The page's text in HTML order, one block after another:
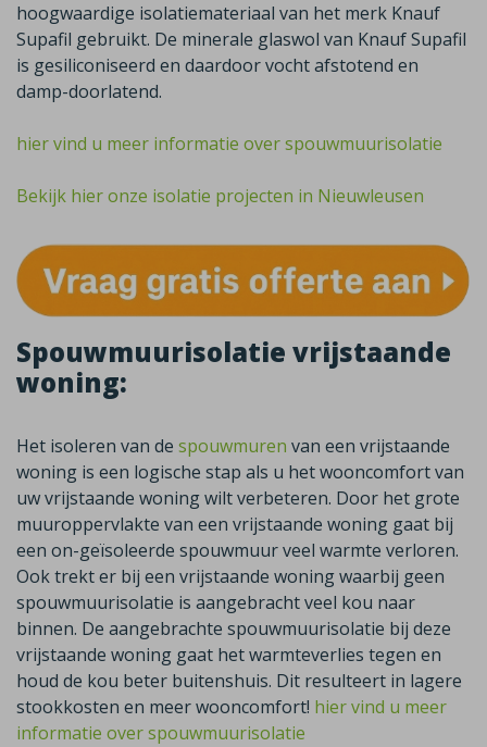
hoogwaardige isolatiemateriaal van het merk Knauf
Supafil gebruikt. De minerale glaswol van Knauf Supafil
is gesiliconiseerd en daardoor vocht afstotend en
damp-doorlatend.
hier vind u meer informatie over spouwmuurisolatie
Bekijk hier onze isolatie projecten in Nieuwleusen
Spouwmuurisolatie vrijstaande
woning:
Het isoleren van de spouwmuren van een vrijstaande
woning is een logische stap als u het wooncomfort van
uw vrijstaande woning wilt verbeteren. Door het grote
muuroppervlakte van een vrijstaande woning gaat bij
een on-geïsoleerde spouwmuur veel warmte verloren.
Ook trekt er bij een vrijstaande woning waarbij geen
spouwmuurisolatie is aangebracht veel kou naar
binnen. De aangebrachte spouwmuurisolatie bij deze
vrijstaande woning gaat het warmteverlies tegen en
houd de kou beter buitenshuis. Dit resulteert in lagere
stookkosten en meer wooncomfort! hier vind u meer
informatie over spouwmuurisolatie